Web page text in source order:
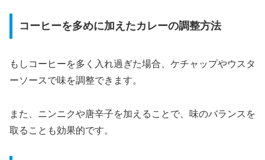
コーヒーを多めに加えたカレーの調整方法
もしコーヒーを多く入れ過ぎた場合、ケチャップやウスタ
ーソースで味を調整できます。
また、ニンニクや唐辛子を加えることで、味のバランスを
取ることも効果的です。